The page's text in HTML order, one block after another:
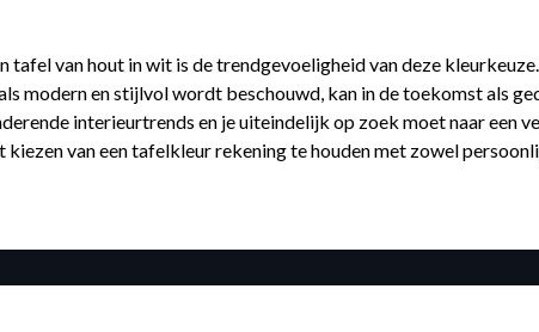
tafel van hout in wit is de trendgevoeligheid van deze
modern en stijlvol wordt beschouwd, kan in de toekomst als
interieurtrends en je uiteindelijk op zoek moet naar een
van een tafelkleur rekening te houden met zowel